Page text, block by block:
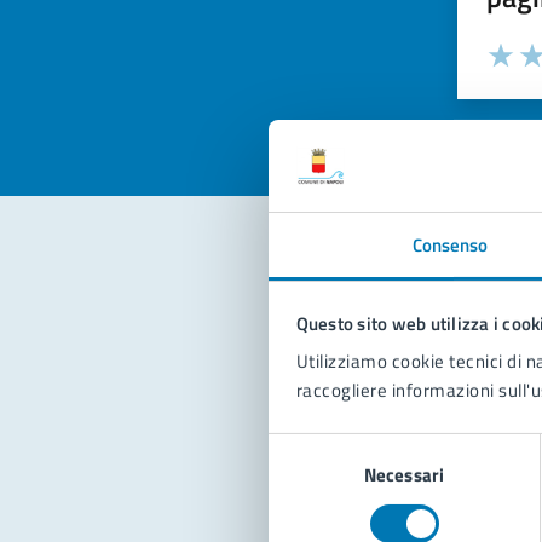
Consenso
Questo sito web utilizza i
Utilizziamo cookie tecnici di
raccogliere informazioni
Necessari
Valuta